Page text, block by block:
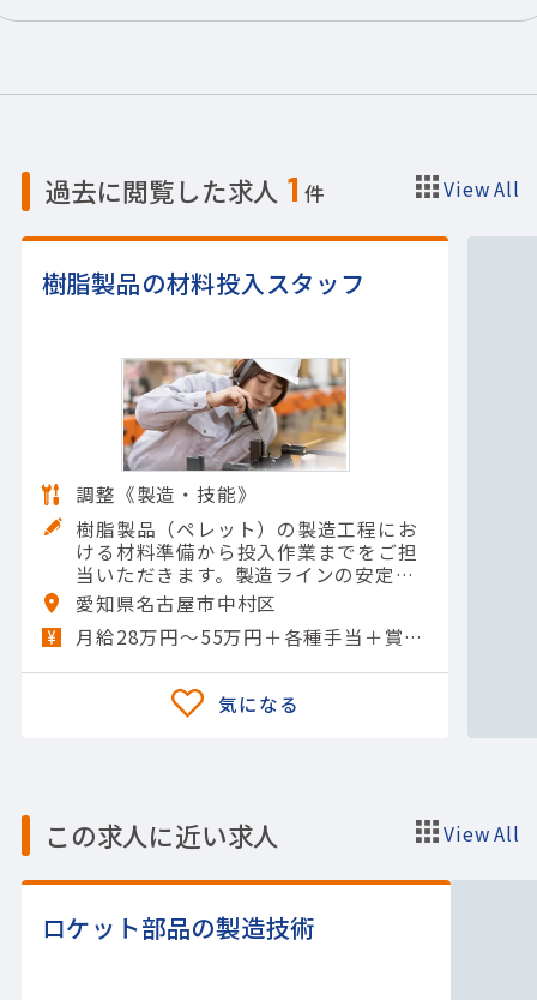
過去に閲覧した求人 1 件 View All
樹脂製品の材料投入スタッフ
調整《製造・技能》
樹脂製品（ペレット）の製造工程にお
ける材料準備から投入作業までをご担
当いただきます。製造ラインの安定稼
働を支え、安全かつ正確な作業を通じ
て製品品質の確保に貢献していただく
ポジションです。＜具体的には…
愛知県名古屋市中村区
月給28万円〜55万円＋各種手当＋賞与年2回
この求人に近い求人 View All
ロケット部品の製造技術